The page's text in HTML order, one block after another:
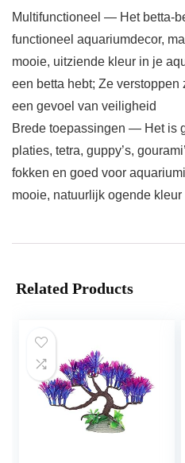
Multifunctioneel — Het betta-
functioneel aquariumdecor,
mooie, uitziende kleur in je
een betta hebt; Ze verstoppen
een gevoel van veiligheid
Brede toepassingen — Het is
platies, tetra, guppy’s,
fokken en goed voor
mooie, natuurlijk ogende
Related Products